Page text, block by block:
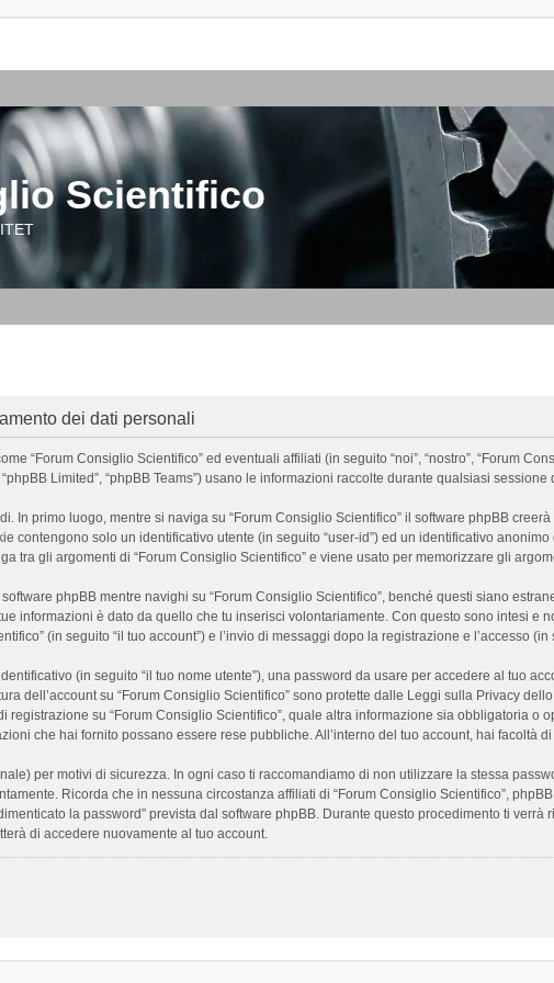
Scientifico
dei dati personali
“Forum Consiglio Scientifico” ed eventuali affiliati (in seguito “noi”, “nostro”, “Forum
“phpBB Limited”, “phpBB Teams”) usano le informazioni raccolte durante qualsiasi
In primo luogo, mentre si naviga su “Forum Consiglio Scientifico” il software phpBB
contengono solo un identificativo utente (in seguito “user-id”) ed un identificativo
tra gli argomenti di “Forum Consiglio Scientifico” e viene usato per memorizzare gli
phpBB mentre navighi su “Forum Consiglio Scientifico”, benché questi siano
informazioni è dato da quello che tu inserisci volontariamente. Con questo sono intesi e
(in seguito “il tuo account”) e l’invio di messaggi dopo la registrazione e l’accesso (in
(in seguito “il tuo nome utente”), una password da usare per accedere al tuo
dell’account su “Forum Consiglio Scientifico” sono protette dalle Leggi sulla Privacy
su “Forum Consiglio Scientifico”, quale altra informazione sia obbligatoria o
che hai fornito possano essere rese pubbliche. All’interno del tuo account, hai facoltà
per motivi di sicurezza. In ogni caso ti raccomandiamo di non utilizzare la stessa
Ricorda che in nessuna circostanza affiliati di “Forum Consiglio Scientifico”,
la password” prevista dal software phpBB. Durante questo procedimento ti
di accedere nuovamente al tuo account.